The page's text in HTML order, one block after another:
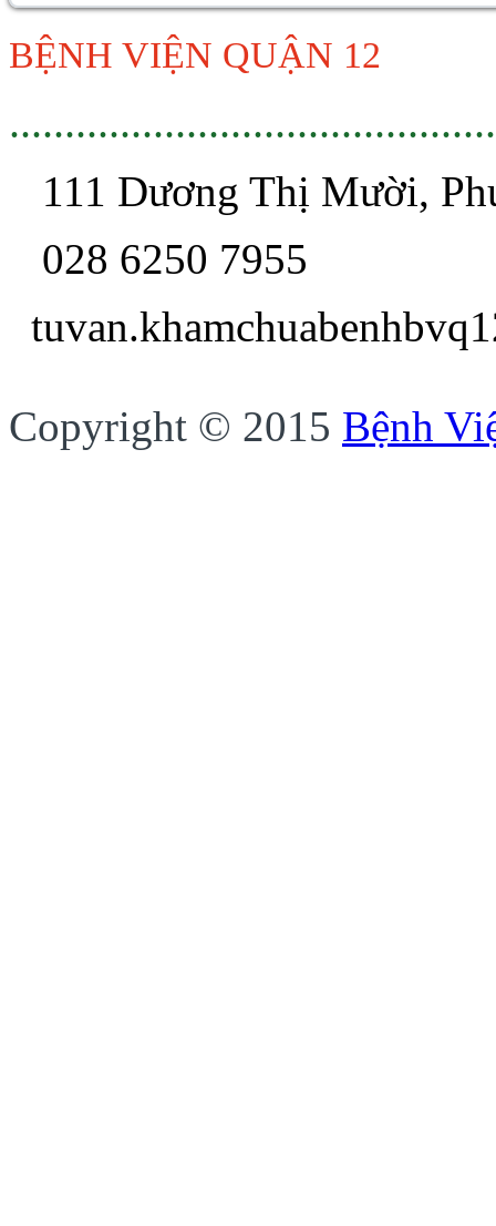
BỆNH VIỆN QUẬN 12
111 Dương Thị Mười,
028 6250 7955
Copyright © 2015 Bệnh